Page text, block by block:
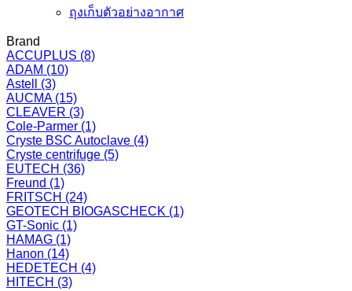
ถุงเก็บตัวอย่างอากาศ
Brand
ACCUPLUS (8)
ADAM (10)
Astell (3)
AUCMA (15)
CLEAVER (3)
Cole-Parmer (1)
Cryste BSC Autoclave (4)
Cryste centrifuge (5)
EUTECH (36)
Freund (1)
FRITSCH (24)
GEOTECH BIOGASCHECK (1)
GT-Sonic (1)
HAMAG (1)
Hanon (14)
HEDETECH (4)
HITECH (3)